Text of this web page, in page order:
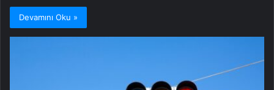
Devamını Oku »